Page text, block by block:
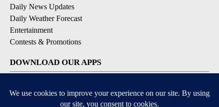
Daily News Updates
Daily Weather Forecast
Entertainment
Contests & Promotions
DOWNLOAD OUR APPS
Available for iOS and Android